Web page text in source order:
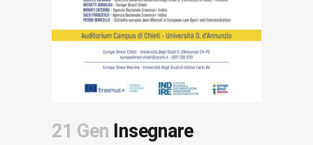
21 Gen Insegnare